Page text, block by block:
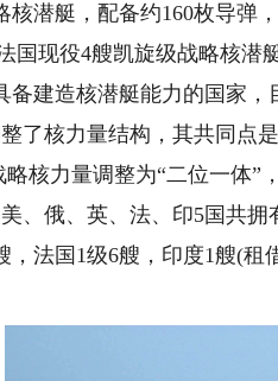
核潜艇，配备约160枚导弹
国现役4艘凯旋级战略核潜
备建造核潜艇能力的国家，
核力量结构，其共同点是
核力量调整为“二位一体”
俄、英、法、印5国共拥
，法国1级6艘，印度1艘(